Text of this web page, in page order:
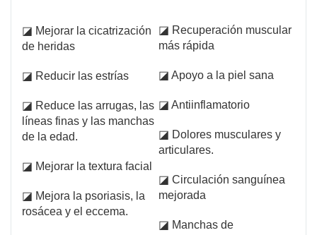
◪ Mejorar la cicatrización
de heridas
◪ Reducir las estrías
◪ Reduce las arrugas, las
líneas finas y las manchas
de la edad.
◪ Mejorar la textura facial
◪ Mejora la psoriasis, la
rosácea y el eccema.
◪ Recuperación muscular
más rápida
◪ Apoyo a la piel sana
◪ Antiinflamatorio
◪ Dolores musculares y
articulares.
◪ Circulación sanguínea
mejorada
◪ Manchas de